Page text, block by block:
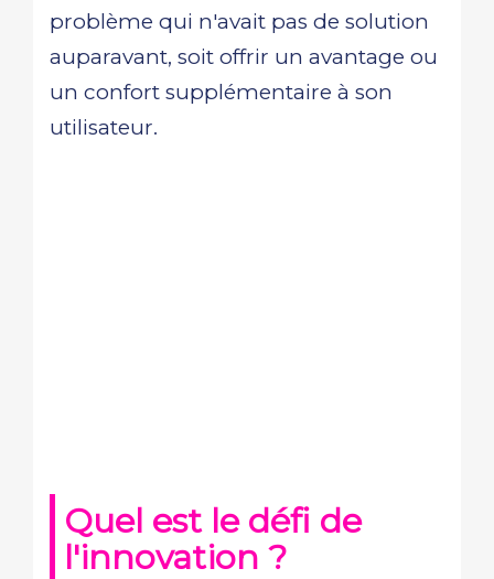
problème qui n'avait pas de solution
auparavant, soit offrir un avantage ou
un confort supplémentaire à son
utilisateur.
Quel est le défi de
l'innovation ?